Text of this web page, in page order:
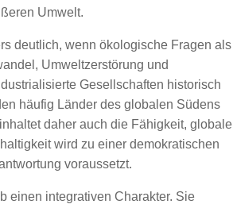
Umwelt.
deutlich, wenn ökologische Fragen als
Umweltzerstörung und
Gesellschaften historisch
häufig Länder des globalen Südens
daher auch die Fähigkeit, globale
wird zu einer demokratischen
voraussetzt.
einen integrativen Charakter. Sie